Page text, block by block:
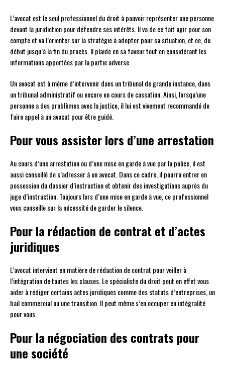
L’avocat est le seul professionnel du droit à pouvoir représenter une personne
devant la juridiction pour défendre ses intérêts. Il va de ce fait agir pour son
compte et va l’orienter sur la stratégie à adopter pour sa situation, et ce, du
début jusqu’à la fin du procès. Il plaide en sa faveur tout en considérant les
informations apportées par la partie adverse.
Un avocat est à même d’intervenir dans un tribunal de grande instance, dans
un tribunal administratif ou encore en cours de cassation. Ainsi, lorsqu’une
personne a des problèmes avec la justice, il lui est vivement recommandé de
faire appel à un avocat pour être guidé.
Pour vous assister lors d’une arrestation
Au cours d’une arrestation ou d’une mise en garde à vue par la police, il est
aussi conseillé de s’adresser à un avocat. Dans ce cadre, il pourra entrer en
possession du dossier d’instruction et obtenir des investigations auprès du
juge d’instruction. Toujours lors d’une mise en garde à vue, ce professionnel
vous conseille sur la nécessité de garder le silence.
Pour la rédaction de contrat et d’actes
juridiques
L’avocat intervient en matière de rédaction de contrat pour veiller à
l’intégration de toutes les clauses. Le spécialiste du droit peut en effet vous
aider à rédiger certains actes juridiques comme des statuts d’entreprises, un
bail commercial ou une transition. Il peut même s’en occuper en intégralité
pour vous.
Pour la négociation des contrats pour
une société